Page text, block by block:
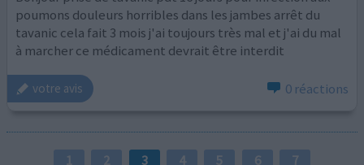
poumons douleurs horribles dans les jambes arrêt du
tavanic cela fait 3 mois j'ai toujours très mal et j'ai du mal
à marcher ce médicament devrait être interdit
votre avis 0 réactions
1 2 3 4 5 6 7